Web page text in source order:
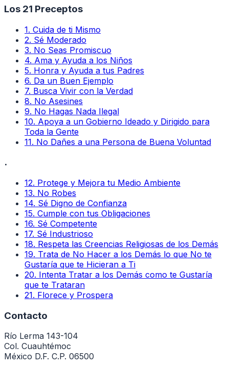
Los 21 Preceptos
1. Cuida de ti Mismo
2. Sé Moderado
3. No Seas Promiscuo
4. Ama y Ayuda a los Niños
5. Honra y Ayuda a tus Padres
6. Da un Buen Ejemplo
7. Busca Vivir con la Verdad
8. No Asesines
9. No Hagas Nada Ilegal
10. Apoya a un Gobierno Ideado y Dirigido para
Toda la Gente
11. No Dañes a una Persona de Buena Voluntad
.
12. Protege y Mejora tu Medio Ambiente
13. No Robes
14. Sé Digno de Confianza
15. Cumple con tus Obligaciones
16. Sé Competente
17. Sé Industrioso
18. Respeta las Creencias Religiosas de los Demás
19. Trata de No Hacer a los Demás lo que No te
Gustaría que te Hicieran a Ti
20. Intenta Tratar a los Demás como te Gustaría
que te Trataran
21. Florece y Prospera
Contacto
Río Lerma 143-104
Col. Cuauhtémoc
México D.F. C.P. 06500